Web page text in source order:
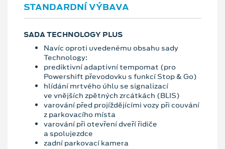
STANDARDNÍ VÝBAVA
SADA TECHNOLOGY PLUS
Navíc oproti uvedenému obsahu sady
Technology:
prediktivní adaptivní tempomat (pro
Powershift převodovku s funkcí Stop & Go)
hlídání mrtvého úhlu se signalizací
ve vnějších zpětných zrcátkách (BLIS)
varování před projíždějícími vozy při couvání
z parkovacího místa
varování při otevření dveří řidiče
a spolujezdce
zadní parkovací kamera